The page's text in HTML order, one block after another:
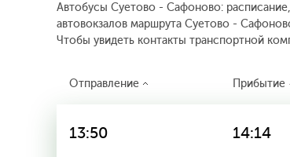
Автобусы Суетово - Сафоново:
автовокзалов маршрута Суетово -
Чтобы увидеть контакты транспортной
Отправление Прибытие
13:50 14:14